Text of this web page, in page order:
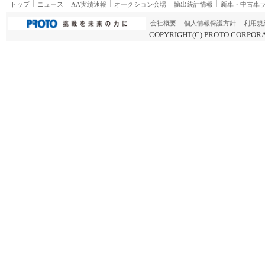
トップ ニュース AA実績速報 オークション会場 輸出統計情報 新車・中古車
会社概要 個人情報保護方針 利用規
COPYRIGHT(C) PROTO